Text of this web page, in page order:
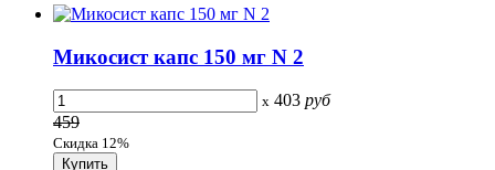
Микосист капс 150 мг N 2
x 403 руб
459
Скидка 12%